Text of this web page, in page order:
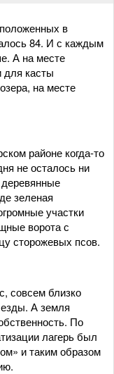
в
84. И с каждым
А на месте
для касты
на месте
районе когда-то
не осталось ни
зеленая
участки
ворота с
сторожевых псов.
совсем близко
А земля
По
лагерь был
и таким образом